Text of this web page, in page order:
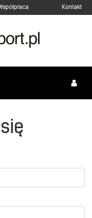
Kontakt